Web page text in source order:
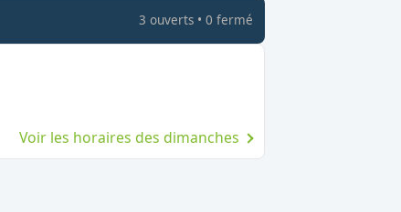
3 ouverts• 0 fermé
Voir les horaires des dimanches